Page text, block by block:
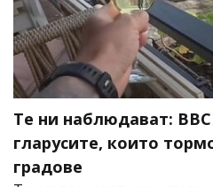
Те ни наблюдават:
гларусите, които
градове